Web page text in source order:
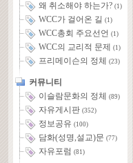
왜 취소해야 하는가? (1)
WCC가 걸어온 길 (1)
WCC총회 주요선언 (1)
WCC의 교리적 문제 (1)
프리메이슨의 정체 (23)
커뮤니티
이슬람문화의 정체
(89)
자유게시판 (352)
정보공유 (100)
담화(성명,설교)문 (77)
자유포럼 (81)